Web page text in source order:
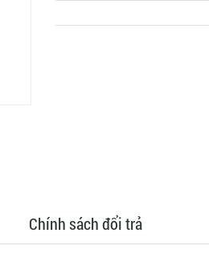
Chính sách đổi trả